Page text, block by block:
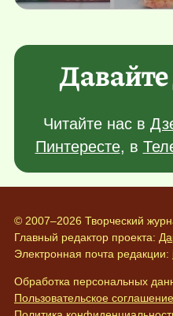
Читайте нас в
Пинтересте, в
© 2007–2026 Творческий
Главный редактор проекта:
Электронная почта редакции:
Обработка персональных
Пользовательское соглашение